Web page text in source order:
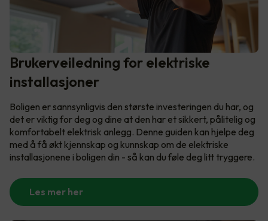
Brukerveiledning for elektriske
installasjoner
Boligen er sannsynligvis den største investeringen du har, og
det er viktig for deg og dine at den har et sikkert, pålitelig og
komfortabelt elektrisk anlegg. Denne guiden kan hjelpe deg
med å få økt kjennskap og kunnskap om de elektriske
installasjonene i boligen din - så kan du føle deg litt tryggere.
Les mer her